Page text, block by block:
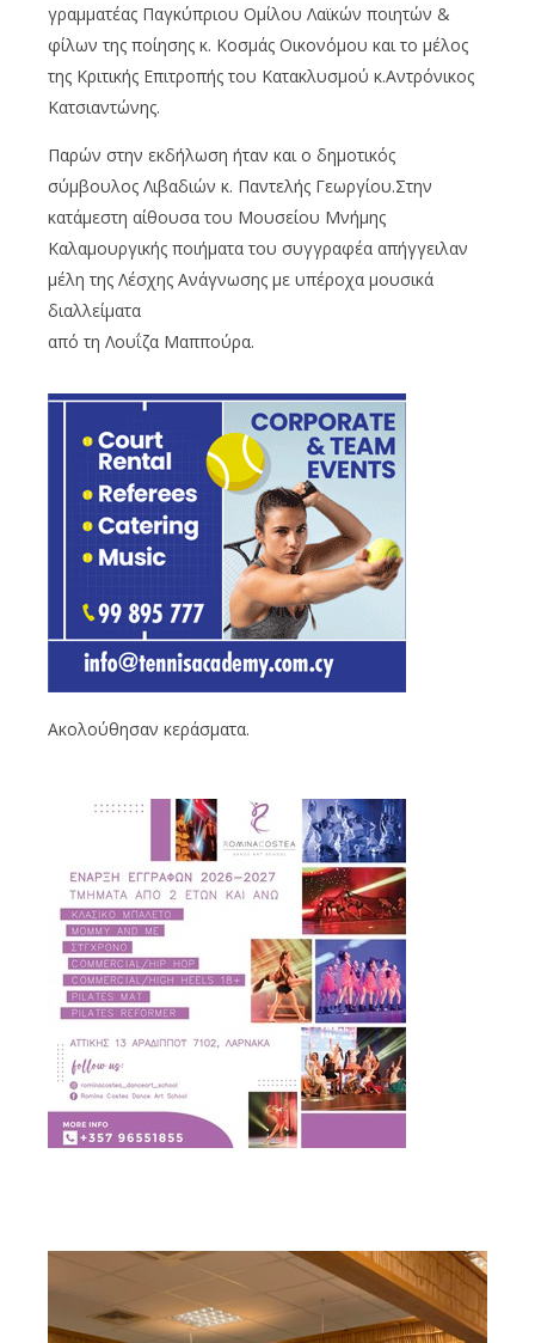
γραμματέας Παγκύπριου Ομίλου Λαϊκών ποιητών &
φίλων της ποίησης κ. Κοσμάς Οικονόμου και το μέλος
της Κριτικής Επιτροπής του Κατακλυσμού κ.Αντρόνικος
Κατσιαντώνης.
Παρών στην εκδήλωση ήταν και ο δημοτικός
σύμβουλος Λιβαδιών κ. Παντελής Γεωργίου.Στην
κατάμεστη αίθουσα του Μουσείου Μνήμης
Καλαμουργικής ποιήματα του συγγραφέα απήγγειλαν
μέλη της Λέσχης Ανάγνωσης με υπέροχα μουσικά
διαλλείματα
από τη Λουΐζα Μαππούρα.
Ακολούθησαν κεράσματα.